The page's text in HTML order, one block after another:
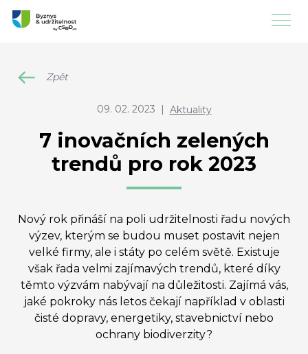
Zpět
09. 02. 2023 | Aktuality
7 inovačních zelených
trendů pro rok 2023
Nový rok přináší na poli udržitelnosti řadu nových
výzev, kterým se budou muset postavit nejen
velké firmy, ale i státy po celém světě. Existuje
však řada velmi zajímavých trendů, které díky
těmto výzvám nabývají na důležitosti. Zajímá vás,
jaké pokroky nás letos čekají například v oblasti
čisté dopravy, energetiky, stavebnictví nebo
ochrany biodiverzity?